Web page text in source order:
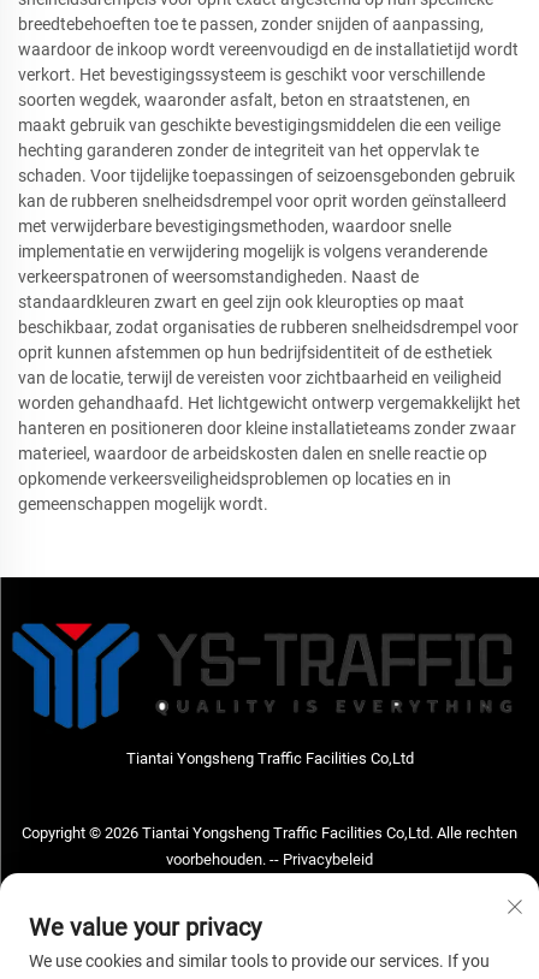
breedtebehoeften toe te passen, zonder snijden of aanpassing,
waardoor de inkoop wordt vereenvoudigd en de installatietijd wordt
verkort. Het bevestigingssysteem is geschikt voor verschillende
soorten wegdek, waaronder asfalt, beton en straatstenen, en
maakt gebruik van geschikte bevestigingsmiddelen die een veilige
hechting garanderen zonder de integriteit van het oppervlak te
schaden. Voor tijdelijke toepassingen of seizoensgebonden gebruik
kan de rubberen snelheidsdrempel voor oprit worden geïnstalleerd
met verwijderbare bevestigingsmethoden, waardoor snelle
implementatie en verwijdering mogelijk is volgens veranderende
verkeerspatronen of weersomstandigheden. Naast de
standaardkleuren zwart en geel zijn ook kleuropties op maat
beschikbaar, zodat organisaties de rubberen snelheidsdrempel voor
oprit kunnen afstemmen op hun bedrijfsidentiteit of de esthetiek
van de locatie, terwijl de vereisten voor zichtbaarheid en veiligheid
worden gehandhaafd. Het lichtgewicht ontwerp vergemakkelijkt het
hanteren en positioneren door kleine installatieteams zonder zwaar
materieel, waardoor de arbeidskosten dalen en snelle reactie op
opkomende verkeersveiligheidsproblemen op locaties en in
gemeenschappen mogelijk wordt.
Tiantai Yongsheng Traffic Facilities Co,Ltd
Copyright © 2026 Tiantai Yongsheng Traffic Facilities Co,Ltd. Alle rechten
voorbehouden. -- Privacybeleid
Address: Tiantai Yongsheng Traffic Facilities Co,Ltd Adres; No.73 Hongchou
We value your privacy
We use cookies and similar tools to provide our services. If you